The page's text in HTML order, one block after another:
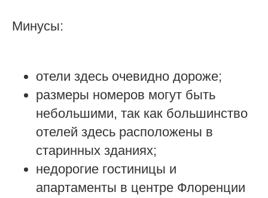
Минусы:
отели здесь очевидно дороже;
размеры номеров могут быть
небольшими, так как большинство
отелей здесь расположены в
старинных зданиях;
недорогие гостиницы и
апартаменты в центре Флоренции